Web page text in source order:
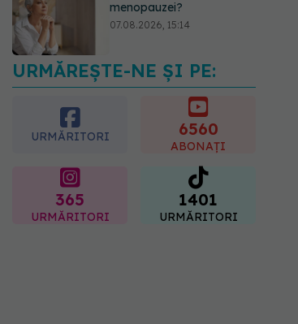
menopauzei?
07.08.2026, 15:14
EXCLUSIV Cancerele
care pot fi prevenite. Dr.
(SANADOR): Au metode
URMĂREȘTE-NE ȘI PE:
URMĂRITORI 6560
ABONAȚI
365
URMĂRITORI
1401
URMĂRITORI